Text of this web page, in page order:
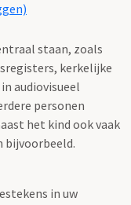
staan, zoals
kerkelijke
audiovisueel
personen
het kind ook vaak
bijvoorbeeld.
in uw